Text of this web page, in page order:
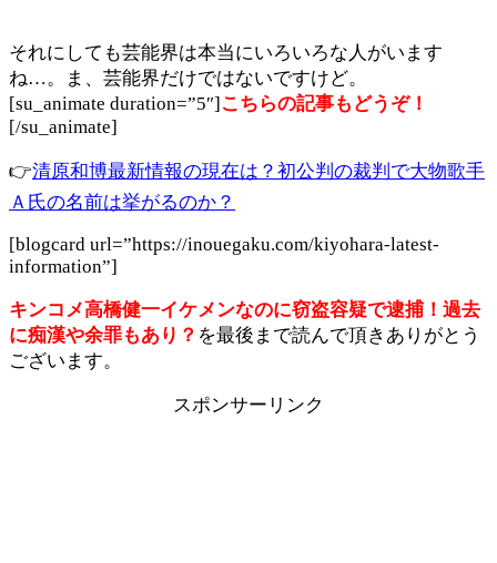
それにしても芸能界は本当にいろいろな人がいます
ね…。ま、芸能界だけではないですけど。
[su_animate duration=”5″] こちらの記事もどうぞ！
[/su_animate]
👉清原和博最新情報の現在は？初公判の裁判で大物歌手
Ａ氏の名前は挙がるのか？
[blogcard url=”https://inouegaku.com/kiyohara-latest-
information”]
キンコメ高橋健一イケメンなのに窃盗容疑で逮捕！過去
に痴漢や余罪もあり？ を最後まで読んで頂きありがとう
ございます。
スポンサーリンク